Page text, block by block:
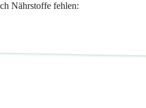
Nährstoffe fehlen: